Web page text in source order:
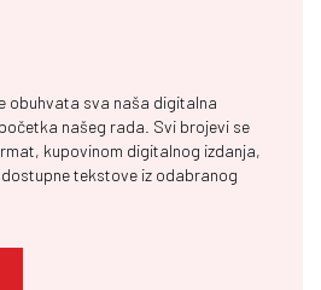
obuhvata sva naša digitalna
našeg rada. Svi brojevi se
kupovinom digitalnog izdanja,
tekstove iz odabranog